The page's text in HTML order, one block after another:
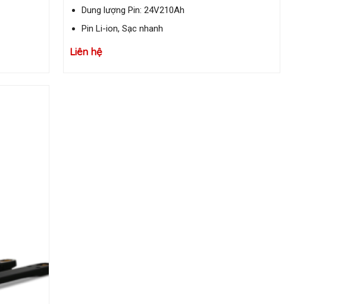
Dung lượng Pin: 24V210Ah
Pin Li-ion, Sạc nhanh
Liên hệ